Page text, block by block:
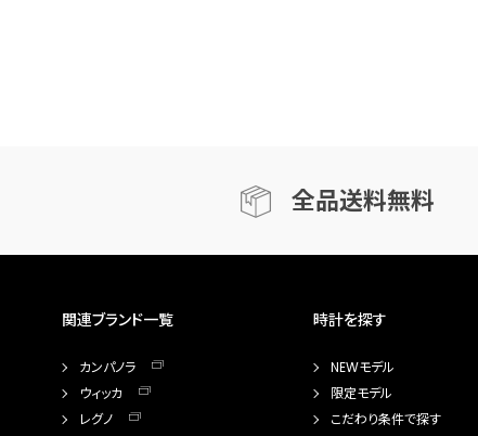
全品送料無料
関連ブランド一覧
カンパノラ
ウィッカ
レグノ
時計を探す
NEWモデル
限定モデル
こだわり条件で探す